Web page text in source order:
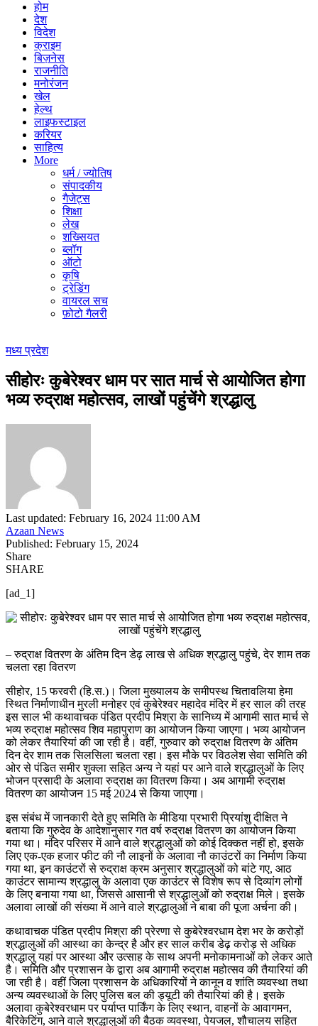
होम
देश
विदेश
क्राइम
बिज़नेस
राजनीति
मनोरंजन
खेल
हेल्थ
लाइफस्टाइल
करियर
साहित्य
More
धर्म / ज्योतिष
संपादकीय
गैजेट्स
शिक्षा
लेख
शख्सियत
ब्लॉग
ऑटो
कृषि
ट्रेडिंग
वायरल सच
फ़ोटो गैलरी
मध्य प्रदेश
सीहोरः कुबेरेश्वर धाम पर सात मार्च से आयोजित होगा
भव्य रुद्राक्ष महोत्सव, लाखों पहुंचेंगे श्रद्धालु
Last updated: February 16, 2024 11:00 AM
Azaan News
Published: February 15, 2024
Share
SHARE
[ad_1]
– रुद्राक्ष वितरण के अंतिम दिन डेढ़ लाख से अधिक श्रद्धालु पहुंचे, देर शाम तक
चलता रहा वितरण
सीहोर, 15 फरवरी (हि.स.)। जिला मुख्यालय के समीपस्थ चितावलिया हेमा
स्थित निर्माणाधीन मुरली मनोहर एवं कुबेरेश्वर महादेव मंदिर में हर साल की तरह
इस साल भी कथावाचक पंडित प्रदीप मिश्रा के सानिध्य में आगामी सात मार्च से
भव्य रुद्राक्ष महोत्सव शिव महापुराण का आयोजन किया जाएगा। भव्य आयोजन
को लेकर तैयारियां की जा रही है। वहीं, गुरुवार को रुद्राक्ष वितरण के अंतिम
दिन देर शाम तक सिलसिला चलता रहा। इस मौके पर विठलेश सेवा समिति की
ओर से पंडित समीर शुक्ला सहित अन्य ने यहां पर आने वाले श्रद्धालुओं के लिए
भोजन प्रसादी के अलावा रुद्राक्ष का वितरण किया। अब आगामी रुद्राक्ष
वितरण का आयोजन 15 मई 2024 से किया जाएगा।
इस संबंध में जानकारी देते हुए समिति के मीडिया प्रभारी प्रियांशु दीक्षित ने
बताया कि गुरुदेव के आदेशानुसार गत वर्ष रुद्राक्ष वितरण का आयोजन किया
गया था। मंदिर परिसर में आने वाले श्रद्धालुओं को कोई दिक्कत नहीं हो, इसके
लिए एक-एक हजार फीट की नौ लाइनों के अलावा नौ काउंटरों का निर्माण किया
गया था, इन काउंटरों से रुद्राक्ष क्रम अनुसार श्रद्धालुओं को बांटे गए, आठ
काउंटर सामान्य श्रद्धालु के अलावा एक काउंटर से विशेष रूप से दिव्यांग लोगों
के लिए बनाया गया था, जिससे आसानी से श्रद्धालुओं को रुद्राक्ष मिले। इसके
अलावा लाखों की संख्या में आने वाले श्रद्धालुओं ने बाबा की पूजा अर्चना की।
कथावाचक पंडित प्रदीप मिश्रा की प्रेरणा से कुबेरेश्वरधाम देश भर के करोड़ों
श्रद्धालुओं की आस्था का केन्द्र है और हर साल करीब डेढ़ करोड़ से अधिक
श्रद्धालु यहां पर आस्था और उत्साह के साथ अपनी मनोकामनाओं को लेकर आते
है। समिति और प्रशासन के द्वारा अब आगामी रुद्राक्ष महोत्सव की तैयारियां की
जा रही है। वहीं जिला प्रशासन के अधिकारियों ने कानून व शांति व्यवस्था तथा
अन्य व्यवस्थाओं के लिए पुलिस बल की ड्यूटी की तैयारियां की है। इसके
अलावा कुबेरेश्वरधाम पर पर्याप्त पार्किंग के लिए स्थान, वाहनों के आवागमन,
बैरिकेटिंग, आने वाले श्रद्धालुओं की बैठक व्यवस्था, पेयजल, शौचालय सहित